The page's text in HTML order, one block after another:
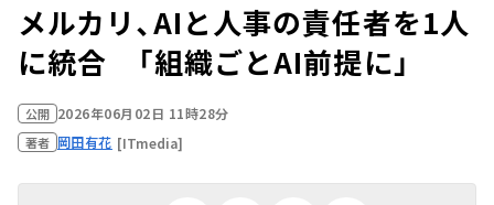
メルカリ、AIと人事の責任者を1人
に統合 「組織ごとAI前提に」
公開 2026年06月02日 11時28分
著者 岡田有花 [ITmedia]